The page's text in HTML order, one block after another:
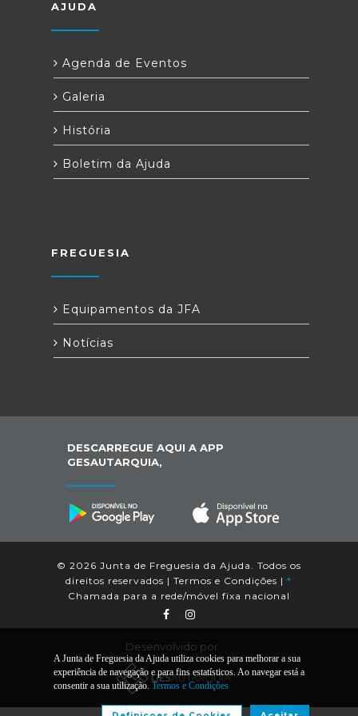
AJUDA
Agenda de Eventos
Galeria
História
Boletim da Ajuda
FREGUESIA
Equipamentos da JFA
Notícias
DESCARREGUE AQUI A APP
GESAUTARQUIA,
© 2026 Junta de Freguesia da Ajuda. Todos os
direitos reservados | Termos e Condições | *
Chamada para a rede/móvel fixa nacional
Desenvolvido por:
A Junta de Freguesia da Ajuda utiliza cookies para melhorar a sua
experiência de navegação e para fins estatísticos. Ao navegar está a
consentir a sua utilização. Termos e Condições